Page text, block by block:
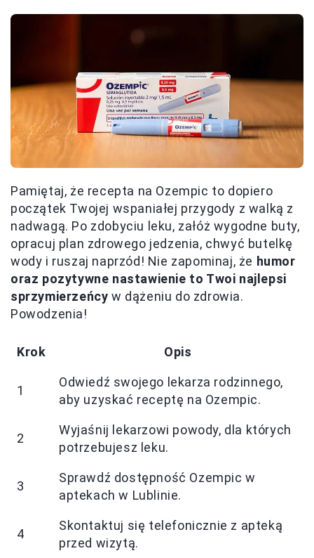
Pamiętaj, że recepta na Ozempic to dopiero
początek Twojej wspaniałej przygody z walką z
nadwagą. Po zdobyciu leku, załóż wygodne buty,
opracuj plan zdrowego jedzenia, chwyć butelkę
wody i ruszaj naprzód! Nie zapominaj, że humor
oraz pozytywne nastawienie to Twoi najlepsi
sprzymierzeńcy w dążeniu do zdrowia.
Powodzenia!
Krok Opis
1
Odwiedź swojego lekarza rodzinnego,
aby uzyskać receptę na Ozempic.
2
Wyjaśnij lekarzowi powody, dla których
potrzebujesz leku.
3
Sprawdź dostępność Ozempic w
aptekach w Lublinie.
4
Skontaktuj się telefonicznie z apteką
przed wizytą.